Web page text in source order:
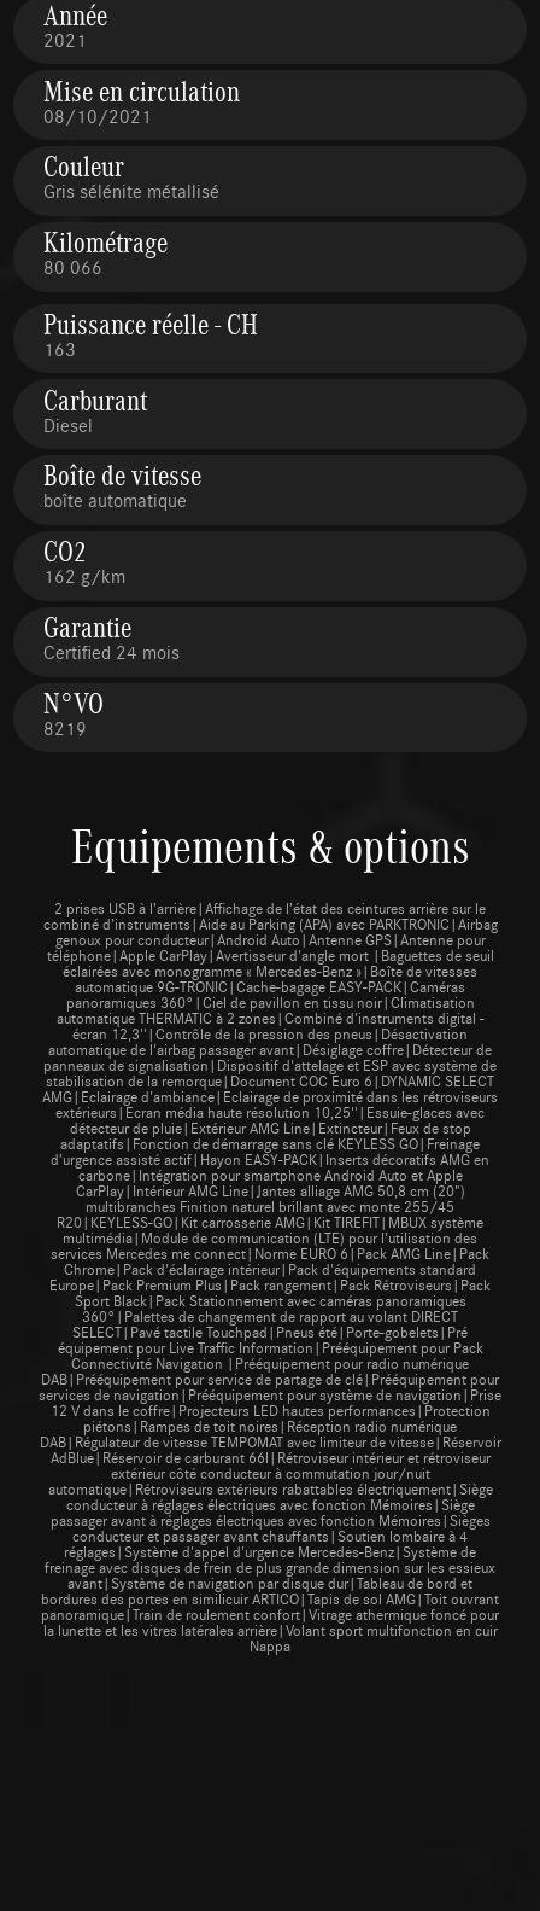
Année
2021
Mise en circulation
08/10/2021
Couleur
Gris sélénite métallisé
Kilométrage
80 066
Puissance réelle - CH
163
Carburant
Diesel
Boîte de vitesse
boîte automatique
CO2
162 g/km
Garantie
Certified 24 mois
N°VO
8219
Equipements & options
2 prises USB à l’arrière|Affichage de l’état des ceintures arrière sur le
combiné d’instruments|Aide au Parking (APA) avec PARKTRONIC|Airbag
genoux pour conducteur|Android Auto|Antenne GPS|Antenne pour
téléphone|Apple CarPlay|Avertisseur d'angle mort |Baguettes de seuil
éclairées avec monogramme « Mercedes-Benz »|Boîte de vitesses
automatique 9G-TRONIC|Cache-bagage EASY-PACK|Caméras
panoramiques 360°|Ciel de pavillon en tissu noir|Climatisation
automatique THERMATIC à 2 zones|Combiné d'instruments digital -
écran 12,3''|Contrôle de la pression des pneus|Désactivation
automatique de l'airbag passager avant|Désiglage coffre|Détecteur de
panneaux de signalisation|Dispositif d'attelage et ESP avec système de
stabilisation de la remorque|Document COC Euro 6|DYNAMIC SELECT
AMG|Eclairage d'ambiance|Eclairage de proximité dans les rétroviseurs
extérieurs|Ecran média haute résolution 10,25''|Essuie-glaces avec
détecteur de pluie|Extérieur AMG Line|Extincteur|Feux de stop
adaptatifs|Fonction de démarrage sans clé KEYLESS GO|Freinage
d’urgence assisté actif|Hayon EASY-PACK|Inserts décoratifs AMG en
carbone|Intégration pour smartphone Android Auto et Apple
CarPlay|Intérieur AMG Line|Jantes alliage AMG 50,8 cm (20")
multibranches Finition naturel brillant avec monte 255/45
R20|KEYLESS-GO|Kit carrosserie AMG|Kit TIREFIT|MBUX système
multimédia|Module de communication (LTE) pour l’utilisation des
services Mercedes me connect|Norme EURO 6|Pack AMG Line|Pack
Chrome|Pack d'éclairage intérieur|Pack d'équipements standard
Europe|Pack Premium Plus|Pack rangement|Pack Rétroviseurs|Pack
Sport Black|Pack Stationnement avec caméras panoramiques
360°|Palettes de changement de rapport au volant DIRECT
SELECT|Pavé tactile Touchpad|Pneus été|Porte-gobelets|Pré
équipement pour Live Traffic Information|Prééquipement pour Pack
Connectivité Navigation |Prééquipement pour radio numérique
DAB|Prééquipement pour service de partage de clé|Prééquipement pour
services de navigation|Prééquipement pour système de navigation|Prise
12 V dans le coffre|Projecteurs LED hautes performances|Protection
piétons|Rampes de toit noires|Réception radio numérique
DAB|Régulateur de vitesse TEMPOMAT avec limiteur de vitesse|Réservoir
AdBlue|Réservoir de carburant 66l|Rétroviseur intérieur et rétroviseur
extérieur côté conducteur à commutation jour/nuit
automatique|Rétroviseurs extérieurs rabattables électriquement|Siège
conducteur à réglages électriques avec fonction Mémoires|Siège
passager avant à réglages électriques avec fonction Mémoires|Sièges
conducteur et passager avant chauffants|Soutien lombaire à 4
réglages|Système d'appel d'urgence Mercedes-Benz|Système de
freinage avec disques de frein de plus grande dimension sur les essieux
avant|Système de navigation par disque dur|Tableau de bord et
bordures des portes en similicuir ARTICO|Tapis de sol AMG|Toit ouvrant
panoramique|Train de roulement confort|Vitrage athermique foncé pour
la lunette et les vitres latérales arrière|Volant sport multifonction en cuir
Nappa